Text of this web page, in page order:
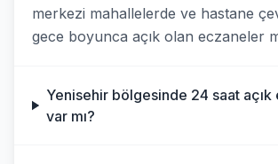
merkezi mahallelerde ve hastane
gece boyunca açık olan eczaneler
Yenisehir bölgesinde 24 saat açık
var mı?